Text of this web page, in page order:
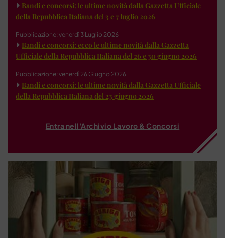
Bandi e concorsi: le ultime novità dalla Gazzetta Ufficiale
della Repubblica Italiana del 3 e 7 luglio 2026
Pubblicazione: venerdì 3 Luglio 2026
Bandi e concorsi: ecco le ultime novità dalla Gazzetta
Ufficiale della Repubblica Italiana del 26 e 30 giugno 2026
Pubblicazione: venerdì 26 Giugno 2026
Bandi e concorsi: le ultime novità dalla Gazzetta Ufficiale
della Repubblica Italiana del 23 giugno 2026
Entra nell'Archivio Lavoro & Concorsi